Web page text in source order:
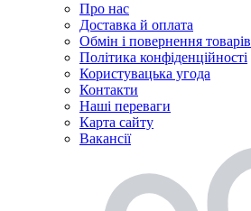
Про нас
Доставка й оплата
Обмін і повернення товарів
Політика конфіденційності
Користувацька угода
Контакти
Наші переваги
Карта сайту
Вакансії